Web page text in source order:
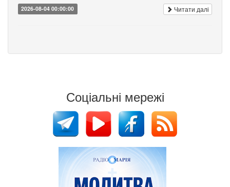
2026-08-04 00:00:00 Читати далі
Соціальні мережі